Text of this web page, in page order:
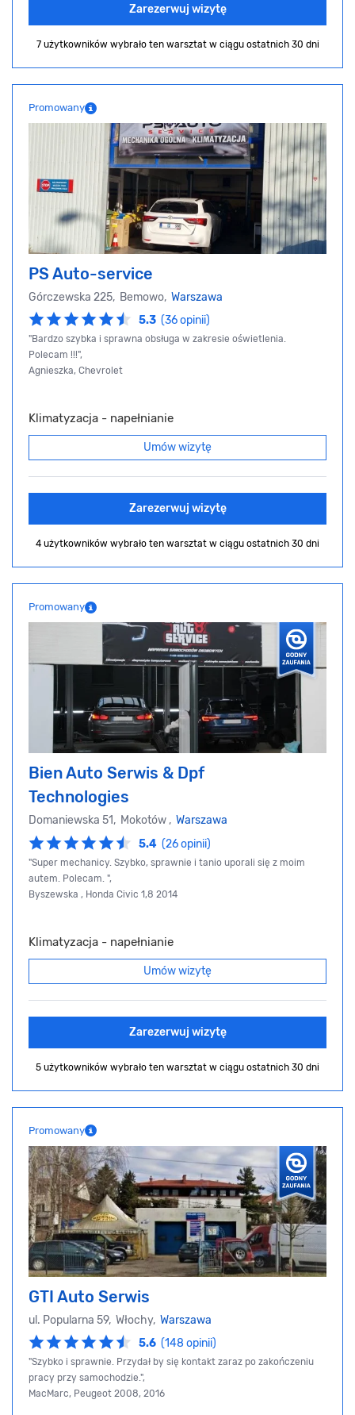
Zarezerwuj wizytę
7 użytkowników wybrało ten warsztat w ciągu ostatnich 30 dni
Promowany
PS Auto-service
Górczewska 225, Bemowo, Warszawa
5.3 (36 opinii)
"Bardzo szybka i sprawna obsługa w zakresie oświetlenia.
Polecam !!!",
Agnieszka, Chevrolet
Klimatyzacja - napełnianie
Umów wizytę
Zarezerwuj wizytę
4 użytkowników wybrało ten warsztat w ciągu ostatnich 30 dni
Promowany
Bien Auto Serwis & Dpf
Technologies
Domaniewska 51, Mokotów , Warszawa
5.4 (26 opinii)
"Super mechanicy. Szybko, sprawnie i tanio uporali się z moim
autem. Polecam. ",
Byszewska , Honda Civic 1,8 2014
Klimatyzacja - napełnianie
Umów wizytę
Zarezerwuj wizytę
5 użytkowników wybrało ten warsztat w ciągu ostatnich 30 dni
Promowany
GTI Auto Serwis
ul. Popularna 59, Włochy, Warszawa
5.6 (148 opinii)
"Szybko i sprawnie. Przydał by się kontakt zaraz po zakończeniu
pracy przy samochodzie.",
MacMarc, Peugeot 2008, 2016